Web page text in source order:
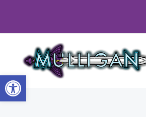
Abrir barra de herramientas